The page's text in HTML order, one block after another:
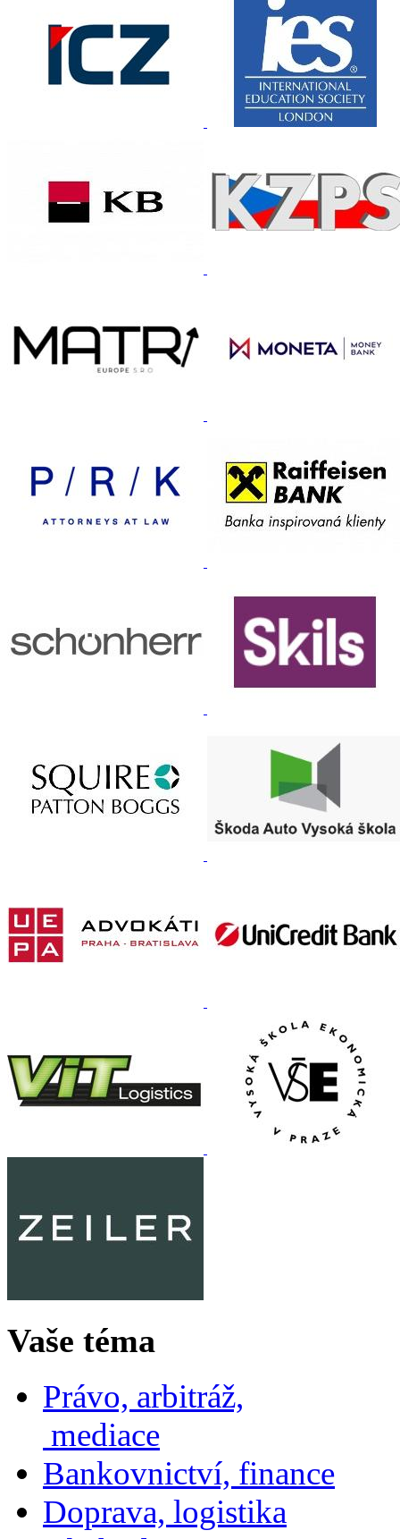
Vaše téma
Právo, arbitráž,
mediace
Bankovnictví, finance
Doprava, logistika